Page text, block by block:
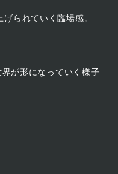
られていく臨場感。
が形になっていく様子